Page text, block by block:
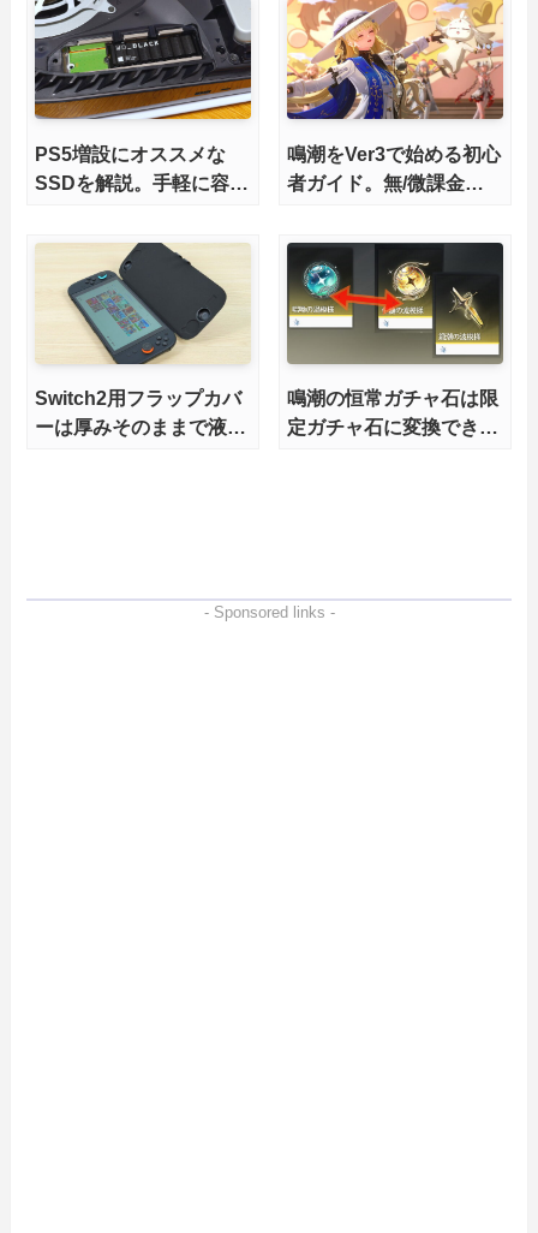
能！
PS5増設にオススメな
SSDを解説。手軽に容量
最新、PS5 Proにも対
鳴潮をVer3で始める初心
者ガイド。無/微課金で
Switch2用フラップカバ
ーは厚みそのままで液晶
鳴潮の恒常ガチャ石は限
定ガチャ石に変換でき
- Sponsored links -